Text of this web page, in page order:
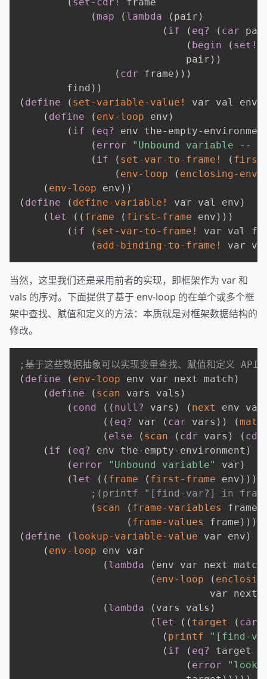
( map ( lambda ( pair )
( if ( eq? ( car
( begin ( set!
                            pair
) )
( cdr frame ) ) )
        find
) )
( define ( set-variable-value! var val env
( define ( env-loop env )
( if ( eq?
env the-empty-
( error
"Unbound variable --
( if ( set-var-to-frame! ( first-
( env-loop ( enclosing-
( env-loop env ) )
( define ( define-variable! var val env )
( let ( ( frame ( first-frame env ) ) )
( if ( set-var-to-frame!
var val
( add-binding-to-frame! var
当然，这里我们还是采用前者的实现，即框架作为 var 和
vals 的序对。下面提供了基于 env-loop 的在单个或多个框
架中查找、赋值和定义的方法：本质就是对框架数据结构的
修改。
;基于这些数据抽象可以实现变量查找、赋值和定义 API
( define ( env-loop env var next match )
( define ( scan vars vals )
( cond ( ( null? vars ) ( next
env var
( ( eq? var ( car vars ) ) (
( else ( scan ( cdr vars ) ( cdr
( if ( eq? env the-empty-environment )
( error "Unbound variable" var )
( let ( ( frame ( first-frame env ) ) )
;(printf "[find-var?] in
( scan ( frame-variables frame
( frame-values frame ) ) )
( define ( lookup-variable-value var env )
( env-loop env var
( lambda ( env var next match
( env-loop (
var next
( lambda ( vars vals )
( let ( ( target ( car
( printf
"[find-
( if ( eq? target
( error